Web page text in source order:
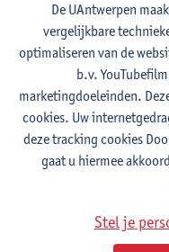
Presentaties vorige
update flash
update flash 2
Voor meer informatie en
de updates klikhier
De UAntwerpen
vergelijkbare
optimaliseren van de
b.v.
marketingdoeleinden.
cookies. Uw
deze tracking cookies
gaat u hiermee
Stel je